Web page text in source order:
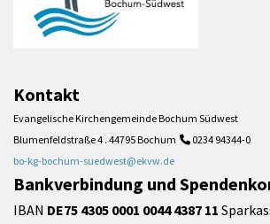
Kontakt
Evangelische Kirchengemeinde Bochum Südwest
Blumenfeldstraße 4 . 44795 Bochum  0234 94344-0
bo-kg-bochum-suedwest@ekvw.de
Bankverbindung und
IBAN DE75 4305 0001 0044 4387 11